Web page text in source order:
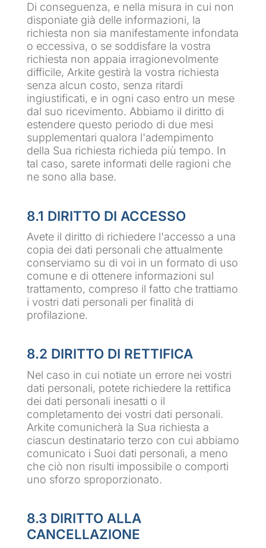
Di conseguenza, e nella misura in cui non
disponiate già delle informazioni, la
richiesta non sia manifestamente infondata
o eccessiva, o se soddisfare la vostra
richiesta non appaia irragionevolmente
difficile, Arkite gestirà la vostra richiesta
senza alcun costo, senza ritardi
ingiustificati, e in ogni caso entro un mese
dal suo ricevimento. Abbiamo il diritto di
estendere questo periodo di due mesi
supplementari qualora l'adempimento
della Sua richiesta richieda più tempo. In
tal caso, sarete informati delle ragioni che
ne sono alla base.
8.1 DIRITTO DI ACCESSO
Avete il diritto di richiedere l'accesso a una
copia dei dati personali che attualmente
conserviamo su di voi in un formato di uso
comune e di ottenere informazioni sul
trattamento, compreso il fatto che trattiamo
i vostri dati personali per finalità di
profilazione.
8.2 DIRITTO DI RETTIFICA
Nel caso in cui notiate un errore nei vostri
dati personali, potete richiedere la rettifica
dei dati personali inesatti o il
completamento dei vostri dati personali.
Arkite comunicherà la Sua richiesta a
ciascun destinatario terzo con cui abbiamo
comunicato i Suoi dati personali, a meno
che ciò non risulti impossibile o comporti
uno sforzo sproporzionato.
8.3 DIRITTO ALLA
CANCELLAZIONE